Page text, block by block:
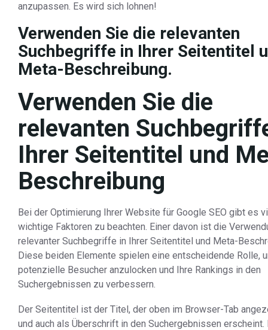
anzupassen. Es wird sich lohnen!
Verwenden Sie die relevanten
Suchbegriffe in Ihrer Seitentitel
Meta-Beschreibung.
Verwenden Sie die
relevanten
Ihrer Seitentitel und
Beschreibung
Bei der Optimierung Ihrer Website für Google SEO gibt es
wichtige Faktoren zu beachten. Einer davon ist die
relevanter Suchbegriffe in Ihrer Seitentitel und Meta-
Diese beiden Elemente spielen eine entscheidende Rolle,
potenzielle Besucher anzulocken und Ihre Rankings in den
Suchergebnissen zu verbessern.
Der Seitentitel ist der Titel, der oben im Browser-Tab
und auch als Überschrift in den Suchergebnissen erscheint.